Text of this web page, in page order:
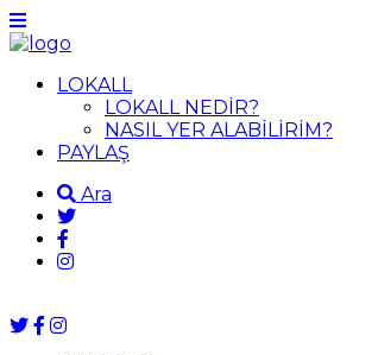
LOKALL
LOKALL NEDİR?
NASIL YER ALABİLİRİM?
PAYLAŞ
Ara